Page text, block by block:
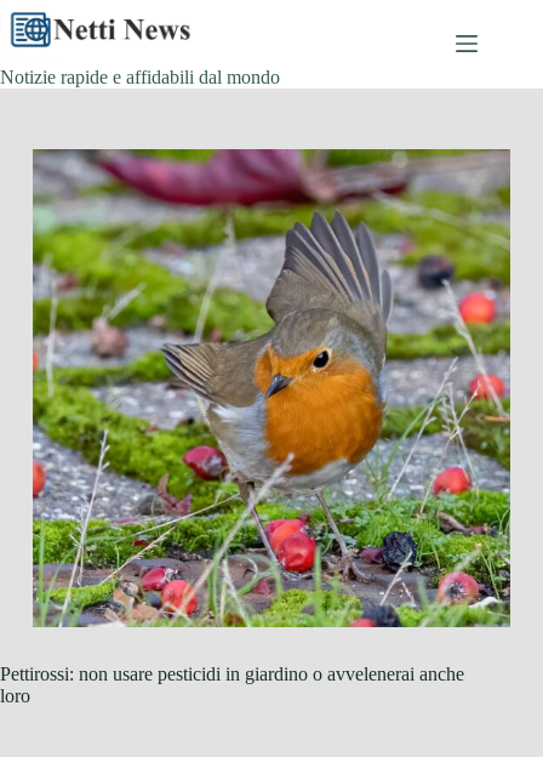
Skip
content
Notizie rapide e affidabili dal mondo
Pettirossi: non usare pesticidi in giardino o avvelenerai anche
loro